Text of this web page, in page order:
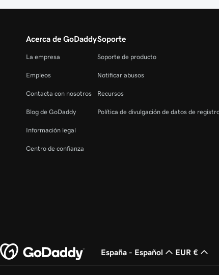
Acerca de GoDaddy
La empresa
Empleos
Contacta con nosotros
Blog de GoDaddy
Información legal
Centro de confianza
Soporte
Soporte de producto
Notificar abusos
Recursos
Política de divulgación de datos de
España - Español EUR €